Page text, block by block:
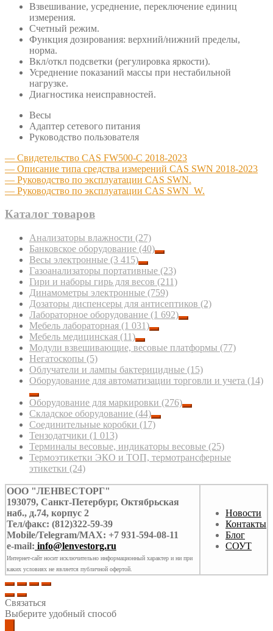
Взвешивание, усреднение, переключение единиц
измерения.
Счетный режим.
Функция дозирования: верхний/нижний пределы,
норма.
Вкл/откл подсветки (регулировка яркости).
Усреднение показаний массы при нестабильной
нагрузке.
Диагностика неисправностей.
Весы
Адаптер сетевого питания
Руководство пользователя
— Свидетельство CAS FW500-C 2018-2023
— Описание типа средства измерений CAS SWN 2018-2023
— Руководство по эксплуатации CAS SWN.
— Руководство по эксплуатации CAS SWN_W.
Каталог товаров
Анализаторы влажности (27)
Банковское оборудование (40)
Весы электронные (3 415)
Газоанализаторы портативные (23)
Гири и наборы гирь для весов (211)
Динамометры электронные (759)
Дозаторы диспенсеры для антисептиков (2)
Лабораторное оборудование (1 692)
Мебель лабораторная (1 031)
Мебель медицинская (11)
Модули взвешивающие, весовые платформы (77)
Негатоскопы (5)
Облучатели и лампы бактерицидные (15)
Оборудование для автоматизации торговли и учета (14)
Оборудование для маркировки (276)
Складское оборудование (44)
Соединительные коробки (17)
Тензодатчики (1 013)
Терминалы весовые, индикаторы весовые (25)
Термоэтикетки ЭКО и ТОП, термотрансферные
этикетки (24)
ООО "ЛЕНВЕСТОРГ"
193079, Санкт-Петербург, Октябрьская
наб., д.74, корпус 2
Тел/факс: (812)322-59-39
Mobile/Telegram/MAX: +7 931-594-08-11
e-mail: info@lenvestorg.ru
Интернет-сайт носит исключительно информационный характер и ни при
каких условиях не является публичной офертой.
Новости
Контакты
Блог
СОУТ
Связаться
Выберите удобный способ